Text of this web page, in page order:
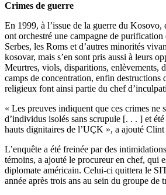
Crimes de guerre
En 1999, à l’issue de la guerre du Kosovo,
ont orchestré une campagne de purification
Serbes, les Roms et d’autres minorités
kosovar, mais s’en sont pris aussi à leurs
Meurtres, viols, disparitions, enlèvements,
camps de concentration, enfin destructions
religieux font ainsi partie du chef
« Les preuves indiquent que ces crimes ne
d’individus isolés sans scrupule [. . . ] et
hauts dignitaires de l’UÇK », a ajouté
L’enquête a été freinée par des
témoins, a ajouté le procureur en chef, qui
diplomate américain. Celui-ci quittera le
année après trois ans au sein du groupe de